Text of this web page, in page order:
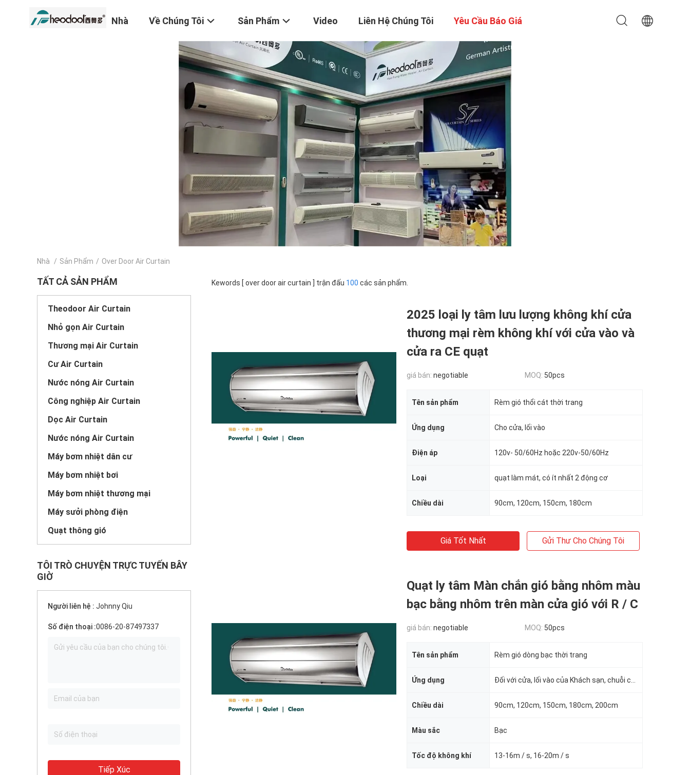
Nhà Về Chúng Tôi Sản Phẩm Video Liên Hệ Chúng Tôi Yêu Cầu Báo Giá
Nhà / Sản Phẩm / Over Door Air Curtain
TẤT CẢ SẢN PHẨM
Theodoor Air Curtain
Nhỏ gọn Air Curtain
Thương mại Air Curtain
Cư Air Curtain
Nước nóng Air Curtain
Công nghiệp Air Curtain
Dọc Air Curtain
Nước nóng Air Curtain
Máy bơm nhiệt dân cư
Máy bơm nhiệt bơi
Máy bơm nhiệt thương mại
Máy sưởi phòng điện
Quạt thông gió
TÔI TRÒ CHUYỆN TRỰC TUYẾN BÂY
GIỜ
Người liên hệ : Johnny Qiu
Số điện thoại :0086-20-87497337
Tiếp Xúc
Kewords [ over door air curtain ] trận đấu 100 các sản phẩm.
2025 loại ly tâm lưu lượng không khí cửa
thương mại rèm không khí với cửa vào và
cửa ra CE quạt
giá bán: negotiable MOQ: 50pcs
Tên sản phẩm Rèm gió thổi cát thời trang
Ứng dụng Cho cửa, lối vào
Điện áp 120v- 50/60Hz hoặc 220v-50/60Hz
Loại quạt làm mát, có ít nhất 2 động cơ
Chiều dài 90cm, 120cm, 150cm, 180cm
Giá Tốt Nhất Gửi Thư Cho Chúng Tôi
Quạt ly tâm Màn chắn gió bằng nhôm màu
bạc bằng nhôm trên màn cửa gió với R / C
giá bán: negotiable MOQ: 50pcs
Tên sản phẩm Rèm gió dòng bạc thời trang
Ứng dụng
Chiều dài 90cm, 120cm, 150cm, 180cm, 200cm
Màu sắc Bạc
Tốc độ không khí 13-16m / s, 16-20m / s